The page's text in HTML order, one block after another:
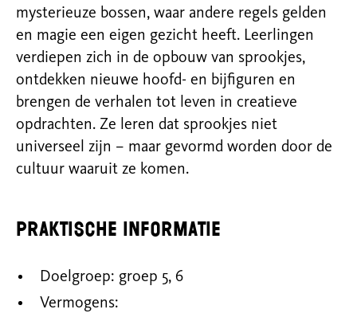
mysterieuze bossen, waar andere regels gelden
en magie een eigen gezicht heeft. Leerlingen
verdiepen zich in de opbouw van sprookjes,
ontdekken nieuwe hoofd- en bijfiguren en
brengen de verhalen tot leven in creatieve
opdrachten. Ze leren dat sprookjes niet
universeel zijn – maar gevormd worden door de
cultuur waaruit ze komen.
Praktische informatie
Doelgroep: groep 5, 6
Vermogens: